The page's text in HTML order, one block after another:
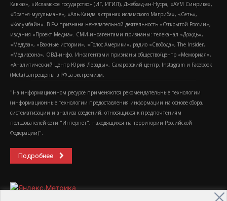
Кавказ», «Исламское государство» (ИГ, ИГИЛ), Джебхад-ан-Нусра, «АУМ Синрике»,
«Братья-мусульмане», «Аль-Каида в странах исламского Магриба», «Сеть»,
«Колумбайн». В РФ признана нежелательной деятельность «Открытой России»,
издания «Проект Медиа». СМИ-иноагентами признаны: телеканал «Дождь»,
«Медуза», «Важные истории», «Голос Америки», радио «Свобода», The Insider,
«Медиазона», ОВД-инфо. Иноагентами признаны общество/центр «Мемориал»,
«Аналитический Центр Юрия Левады», Сахаровский центр. Instagram и Facebook
(Metа) запрещены в РФ за экстремизм.
"На информационном ресурсе применяются рекомендательные технологии
(информационные технологии предоставления информации на основе сбора,
систематизации и анализа сведений, относящихся к предпочтениям
пользователей сети "Интернет", находящихся на территории Российской
Федерации)".
Подробнее